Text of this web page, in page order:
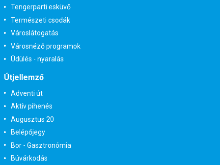
Tengerparti esküvő
Természeti csodák
Városlátogatás
Városnéző programok
Üdülés - nyaralás
Útjellemző
Adventi út
Aktív pihenés
Augusztus 20
Belépőjegy
Bor - Gasztronómia
Búvárkodás